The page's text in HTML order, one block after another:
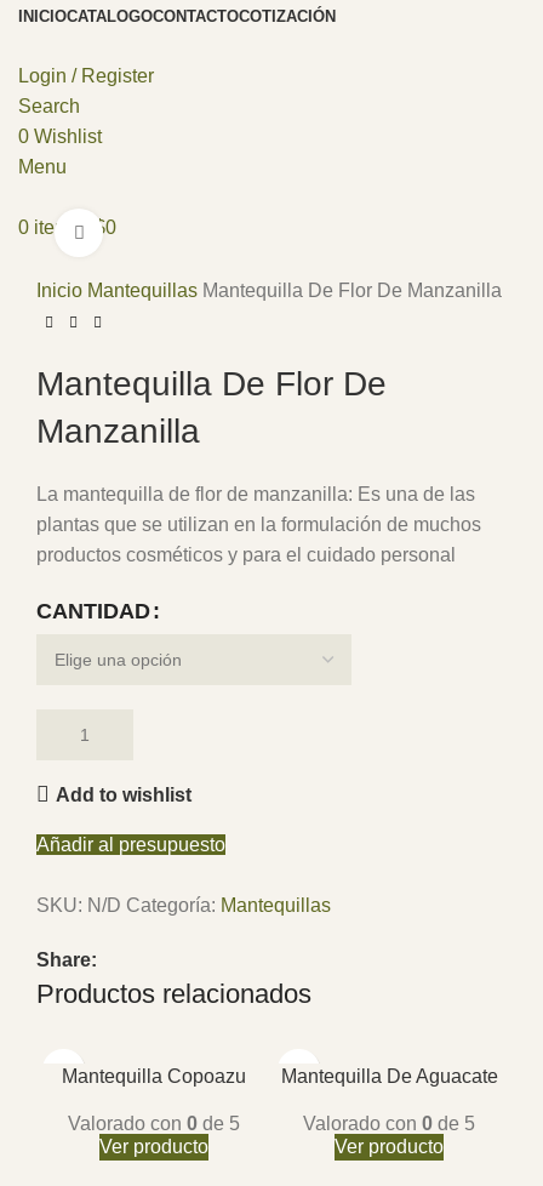
INICIOCATALOGOCONTACTOCOTIZACIÓN
Login / Register
Search
0 Wishlist
Menu
0 items $0
Click to enlarge
Inicio Mantequillas Mantequilla De Flor De Manzanilla
Mantequilla De Flor De
Manzanilla
La mantequilla de flor de manzanilla: Es una de las
plantas que se utilizan en la formulación de muchos
productos cosméticos y para el cuidado personal
CANTIDAD
Add to wishlist
Añadir al presupuesto
SKU: N/D Categoría: Mantequillas
Share:
Productos relacionados
Mantequilla Copoazu
Valorado con 0 de 5
Ver producto
Mantequilla De Aguacate
Valorado con 0 de 5
Ver producto